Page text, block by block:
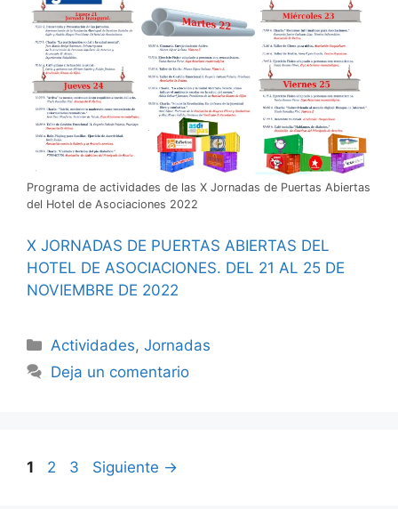
Programa de actividades de las X Jornadas de Puertas Abiertas
del Hotel de Asociaciones 2022
X JORNADAS DE PUERTAS ABIERTAS DEL
HOTEL DE ASOCIACIONES. DEL 21 AL 25 DE
NOVIEMBRE DE 2022
Categorías
Actividades,Jornadas
Deja un comentario
Navegación
Página
1 Página
2 Página
3 Siguiente →